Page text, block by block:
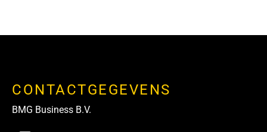
CONTACTGEGEVENS
BMG Business B.V.